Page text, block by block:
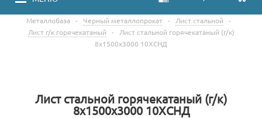
Металлобаза - Черный металлопрокат - Лист стальной
-
Лист г/к горячекатаный
-
Лист стальной горячекатаный (г/к)
8х1500х3000 10ХСНД
Лист стальной горячекатаный (г/к)
8х1500х3000 10ХСНД